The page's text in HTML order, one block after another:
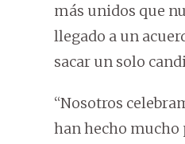
más unidos que
llegado a un
sacar un solo
“Nosotros
han hecho